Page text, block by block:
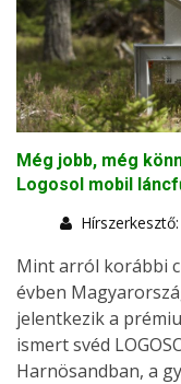
Még jobb, még
Logosol mobil
Mint arról korábbi
évben
jelentkezik a
ismert svéd
Harnösandban, a